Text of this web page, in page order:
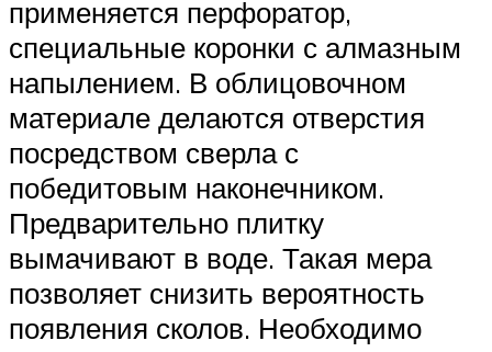
применяется перфоратор,
специальные коронки с алмазным
напылением. В облицовочном
материале делаются отверстия
посредством сверла с
победитовым наконечником.
Предварительно плитку
вымачивают в воде. Такая мера
позволяет снизить вероятность
появления сколов. Необходимо